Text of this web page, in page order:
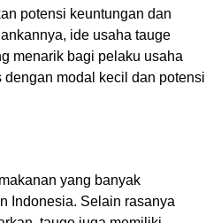
potensi keuntungan dan
ide usaha tauge
menarik bagi pelaku usaha
modal kecil dan potensi
yang banyak
Indonesia. Selain rasanya